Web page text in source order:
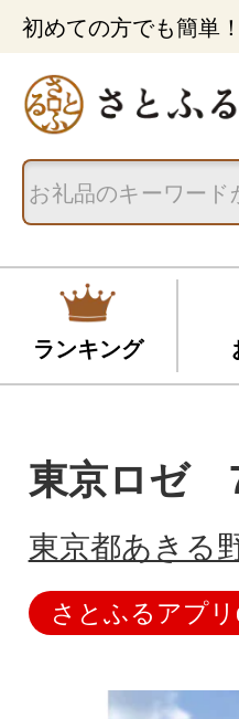
初めての方でも簡単
ランキング
東京ロゼ
東京都あきる
さとふるアプ